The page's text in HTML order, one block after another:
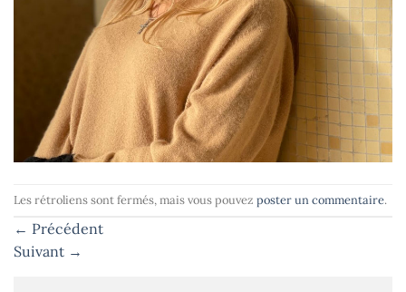
Les rétroliens sont fermés, mais vous pouvez poster un commentaire.
← Précédent
Suivant →